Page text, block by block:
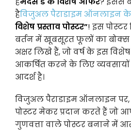
हैविजुअल पैराडाइम ऑनलाइन के
विशेष प्रस्ताव पोस्टर”! इस
बर्तन में खूबसूरत फूलों का
अक्षर लिखे हैं, जो वर्ष के इस
आकर्षित करने के लिए
आदर्श है।
विजुअल पैराडाइम ऑनलाइन
पोस्टर मेकर प्रदान करते हैं जो
गुणवत्ता वाले पोस्टर बनाने में